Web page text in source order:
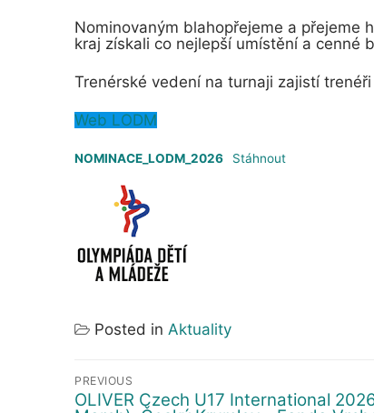
Nominovaným blahopřejeme a přejeme
kraj získali co nejlepší umístění a cenné
Trenérské vedení na turnaji zajistí
Web LODM
NOMINACE_LODM_2026 Stáhnout
Posted in Aktuality
Navigace
PREVIOUS
Předchozí
OLIVER Czech U17 International